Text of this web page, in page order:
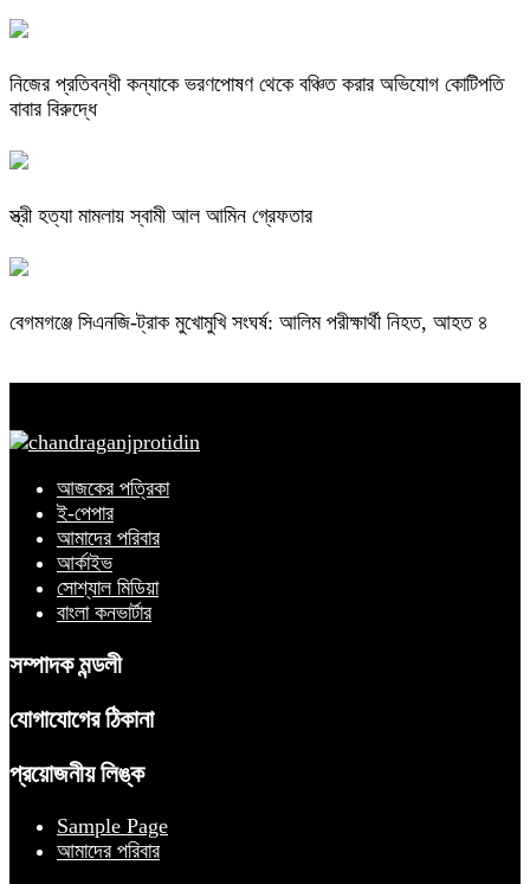
নিজের প্রতিবন্ধী কন্যাকে ভরণপোষণ থেকে বঞ্চিত করার অভিযোগ কোটিপতি
বাবার বিরুদ্ধে
স্ত্রী হত্যা মামলায় স্বামী আল আমিন গ্রেফতার
বেগমগঞ্জে সিএনজি-ট্রাক মুখোমুখি সংঘর্ষ: আলিম পরীক্ষার্থী নিহত, আহত ৪
আজকের পত্রিকা
ই-পেপার
আমাদের পরিবার
আর্কাইভ
সোশ্যাল মিডিয়া
বাংলা কনভার্টার
সম্পাদক মন্ডলী
যোগাযোগের ঠিকানা
প্রয়োজনীয় লিঙ্ক
Sample Page
আমাদের পরিবার